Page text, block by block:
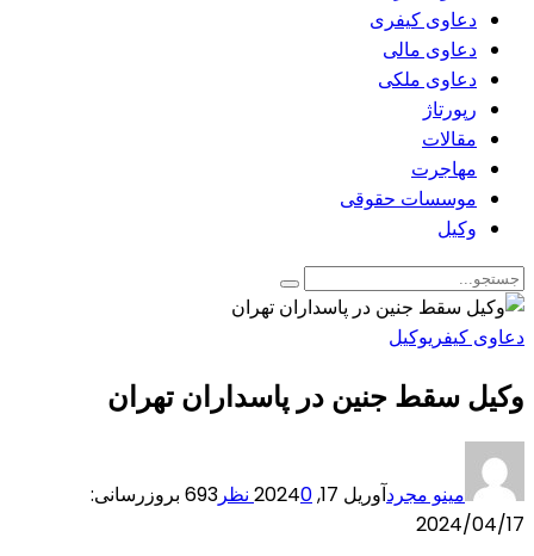
دعاوی کیفری
دعاوی مالی
دعاوی ملکی
رپورتاژ
مقالات
مهاجرت
موسسات حقوقی
وکیل
دعاوی کیفریوکیل
وکیل سقط جنین در پاسداران تهران
مینو مجردآوریل 17, 2024 0 نظر 693 بروزرسانی:
2024/04/17